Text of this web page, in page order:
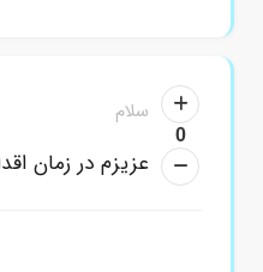
0
سلام
عزیزم در زمان